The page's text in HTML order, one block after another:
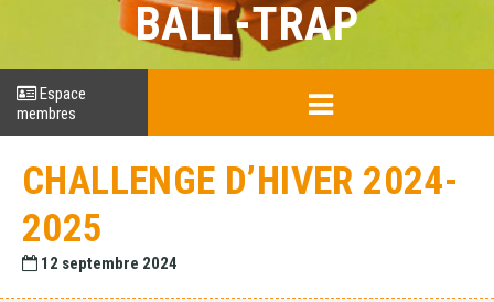
BALL-TRAP
Espace
membres
CHALLENGE D’HIVER 2024-
2025
12 septembre 2024